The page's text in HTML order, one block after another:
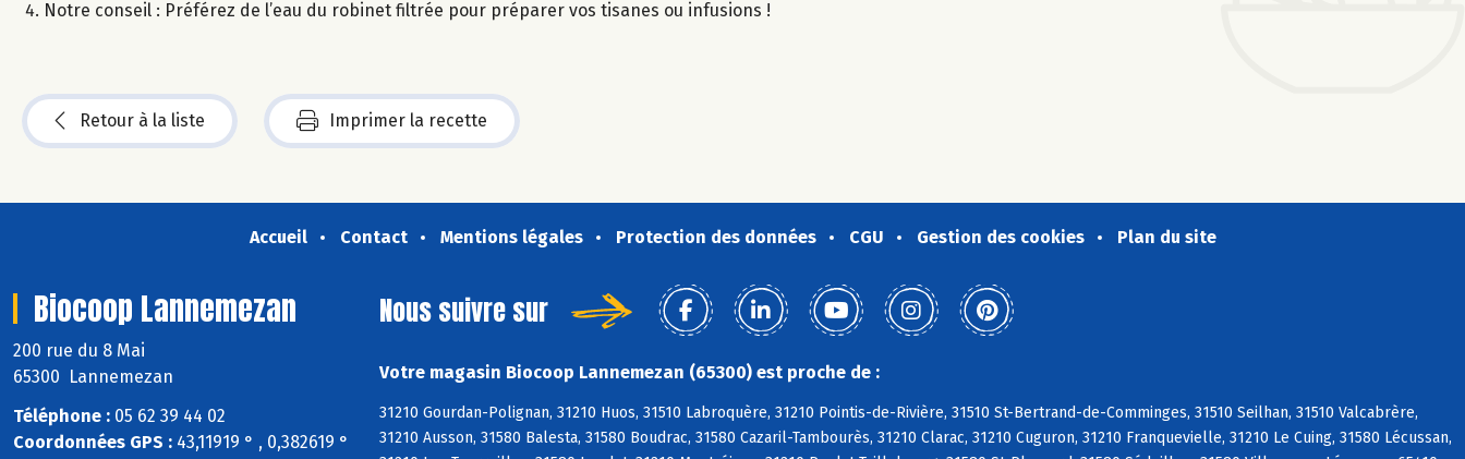
Notre conseil : Préférez de l’eau du robinet filtrée pour préparer vos tisanes ou infusions !
Retour à la liste Imprimer la recette
Accueil Contact Mentions légales Protection des données CGU Gestion des cookies Plan du site
Biocoop Lannemezan
200 rue du 8 Mai
65300 Lannemezan
Téléphone : 05 62 39 44 02
Coordonnées GPS : 43,11919 ° , 0,382619 °
Nous suivre sur
Votre magasin Biocoop Lannemezan (65300) est proche de :
31210 Gourdan-Polignan, 31210 Huos, 31510 Labroquère, 31210 Pointis-de-Rivière, 31510 St-Bertrand-de-Comminges, 31510 Seilhan, 31510 Valcabrère,
31210 Ausson, 31580 Balesta, 31580 Boudrac, 31580 Cazaril-Tambourès, 31210 Clarac, 31210 Cuguron, 31210 Franquevielle, 31210 Le Cuing, 31580 Lécussan,